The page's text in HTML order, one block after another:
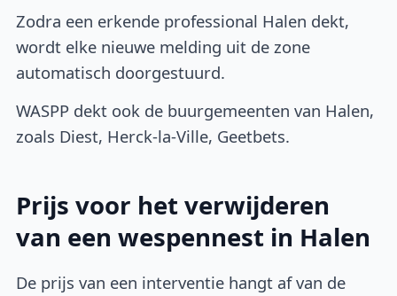
Zodra een erkende professional Halen dekt,
wordt elke nieuwe melding uit de zone
automatisch doorgestuurd.
WASPP dekt ook de buurgemeenten van Halen,
zoals Diest, Herck-la-Ville, Geetbets.
Prijs voor het verwijderen
van een wespennest in Halen
De prijs van een interventie hangt af van de